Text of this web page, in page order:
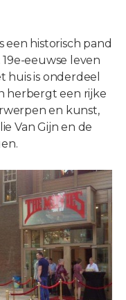
een historisch pand
eeuwse leven
huis is onderdeel
herbergt een rijke
en kunst,
Van Gijn en de